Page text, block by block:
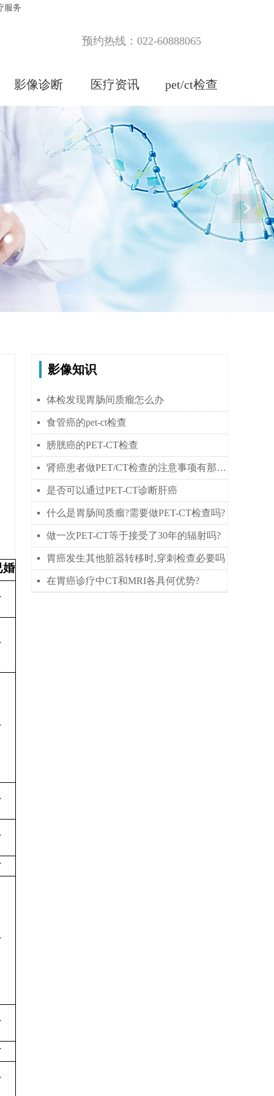
服务
影像诊断 医疗资讯 pet/ct检查
预约热线：022-60888065
婚
影像知识
넷 体检发现胃肠间质瘤怎么办
넷 食管癌的pet-ct检查
넷 膀胱癌的PET-CT检查
넷 肾癌患者做PET/CT检查的注意事项有那些？
넷 是否可以通过PET-CT诊断肝癌
넷 什么是胃肠间质瘤?需要做PET-CT检查吗?
넷 做一次PET-CT等于接受了30年的辐射吗?
넷 胃癌发生其他脏器转移时,穿刺检查必要吗
넷 在胃癌诊疗中CT和MRI各具何优势?